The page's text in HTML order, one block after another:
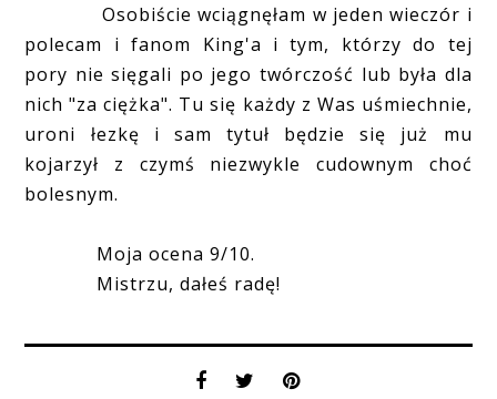
Osobiście wciągnęłam w jeden wieczór i
polecam i fanom King'a i tym, którzy do tej
pory nie sięgali po jego twórczość lub była dla
nich "za ciężka". Tu się każdy z Was uśmiechnie,
uroni łezkę i sam tytuł będzie się już mu
kojarzył z czymś niezwykle cudownym choć
bolesnym.
Moja ocena 9/10.
Mistrzu, dałeś radę!